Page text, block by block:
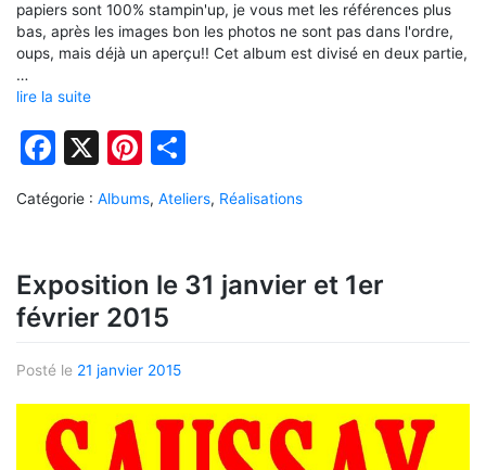
papiers sont 100% stampin'up, je vous met les références plus
bas, après les images bon les photos ne sont pas dans l'ordre,
oups, mais déjà un aperçu!! Cet album est divisé en deux partie,
…
lire la suite
Facebook
X Pinterest
Catégorie : Albums, Ateliers, Réalisations
Exposition le 31 janvier et 1er
février 2015
Posté le 21 janvier 2015